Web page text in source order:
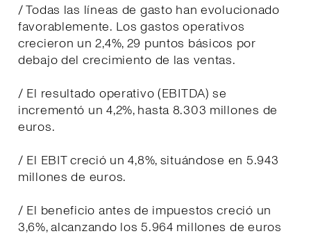
/ Todas las líneas de gasto han evolucionado
favorablemente. Los gastos operativos
crecieron un 2,4%, 29 puntos básicos por
debajo del crecimiento de las ventas.
/ El resultado operativo (EBITDA) se
incrementó un 4,2%, hasta 8.303 millones de
euros.
/ El EBIT creció un 4,8%, situándose en 5.943
millones de euros.
/ El beneficio antes de impuestos creció un
3,6%, alcanzando los 5.964 millones de euros